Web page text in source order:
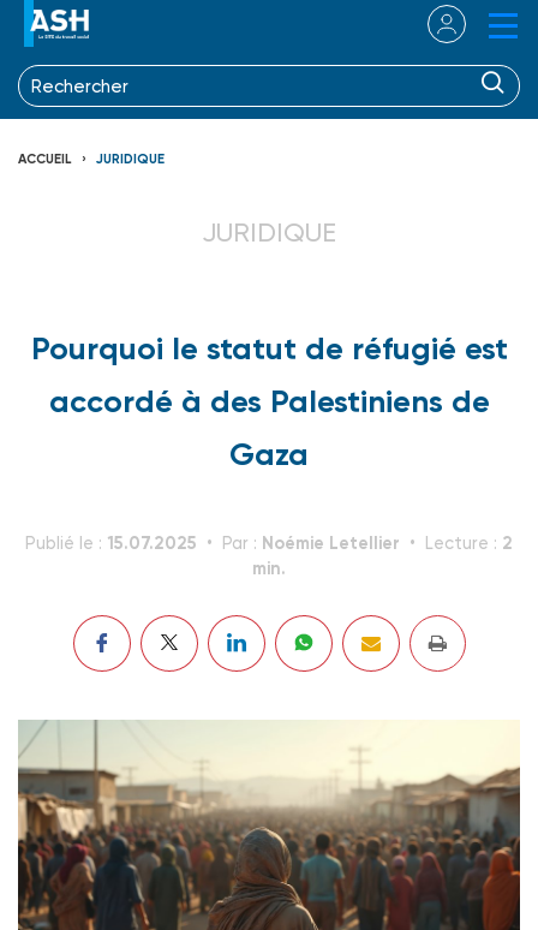
ACCUEIL JURIDIQUE
JURIDIQUE
Pourquoi le statut de réfugié est
accordé à des Palestiniens de
Gaza
Publié le : 15.07.2025 Par : Noémie Letellier Lecture : 2
min.